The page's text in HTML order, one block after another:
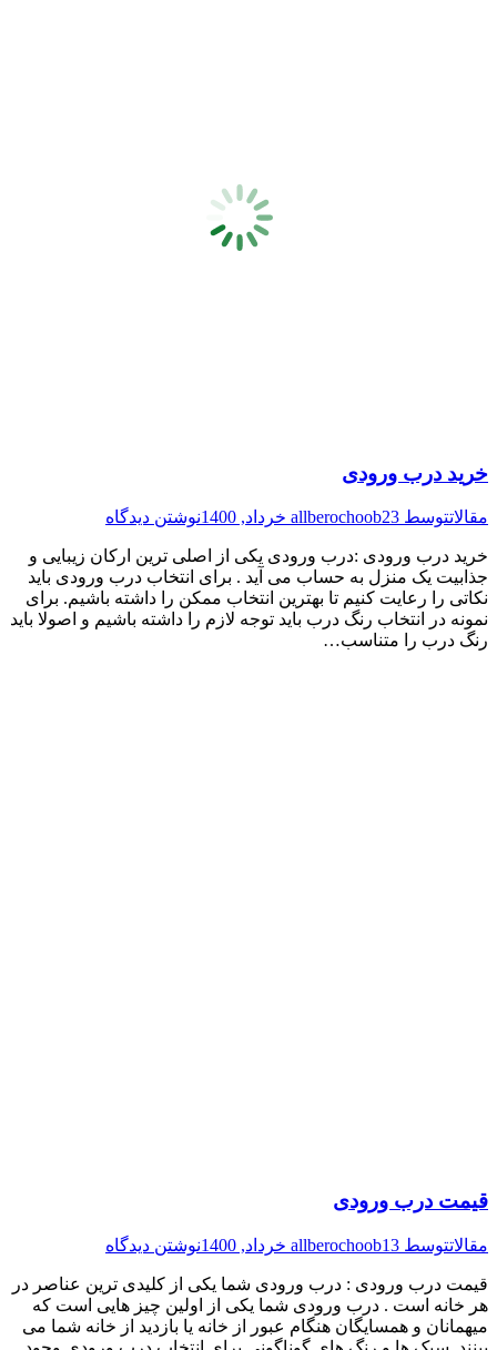
خرید درب ورودی
مقالاتتوسط allberochoob23 خرداد, 1400 نوشتن دیدگاه
خرید درب ورودی :درب ورودی یکی از اصلی ترین ارکان زیبایی و
جذابیت یک منزل به حساب می آید . برای انتخاب درب ورودی باید
نکاتی را رعایت کنیم تا بهترین انتخاب ممکن را داشته باشیم. برای
نمونه در انتخاب رنگ درب باید توجه لازم را داشته باشیم و اصولا باید
رنگ درب را متناسب…
قیمت درب ورودی
مقالاتتوسط allberochoob13 خرداد, 1400 نوشتن دیدگاه
قیمت درب ورودی : درب ورودی شما یکی از کلیدی ترین عناصر در
هر خانه است . درب ورودی شما یکی از اولین چیز هایی است که
میهمانان و همسایگان هنگام عبور از خانه یا بازدید از خانه شما می